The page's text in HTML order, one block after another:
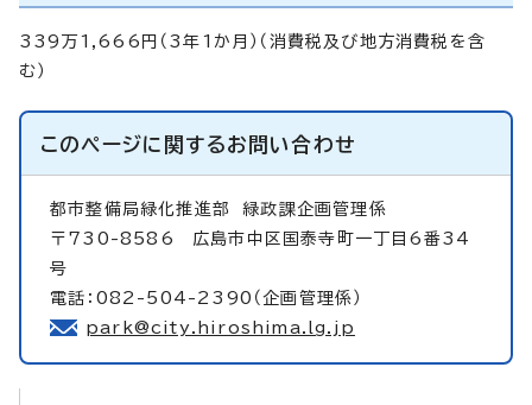
339万1,666円（3年1か月）（消費税及び地方消費税を含
む）
このページに関するお問い合わせ
都市整備局緑化推進部緑政課企画管理係
〒730-8586 広島市中区国泰寺町一丁目6番34
号
電話：082-504-2390（企画管理係）
park@city.hiroshima.lg.jp